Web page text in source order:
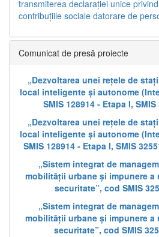
transmiterea declarației unice
contribuțiile sociale datorare de
Comunicat de presă proiecte
„Dezvoltarea unei rețele de
local inteligente și autonome
SMIS 128914 - Etapa I,
„Dezvoltarea unei rețele de
local inteligente și autonome
SMIS 128914 - Etapa I, SMIS
„Sistem integrat de
mobilității urbane și impunere a
securitate”, cod SMIS
„Sistem integrat de
mobilității urbane și impunere a
securitate”, cod SMIS